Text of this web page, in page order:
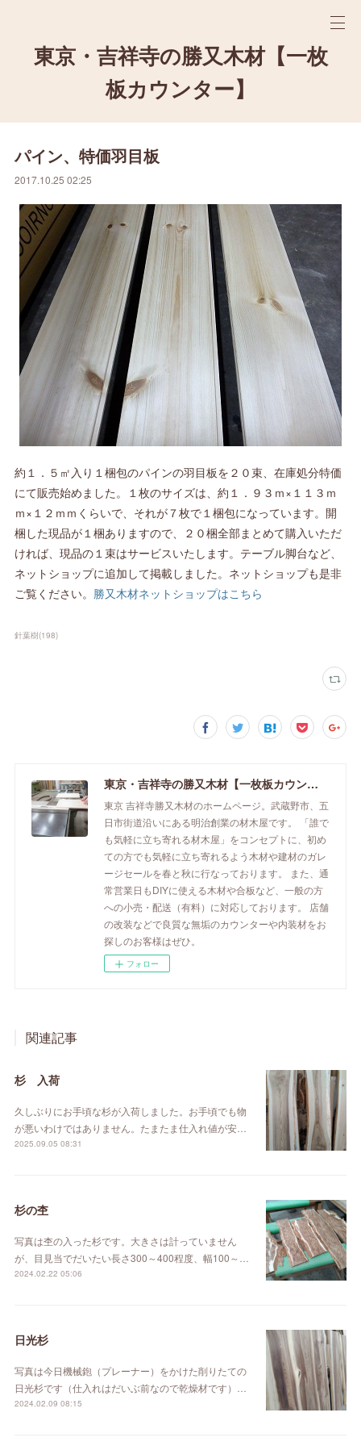
東京・吉祥寺の勝又木材【一枚
板カウンター】
パイン、特価羽目板
2017.10.25 02:25
約１．５㎡入り１梱包のパインの羽目板を２０束、在庫処分特価
にて販売始めました。１枚のサイズは、約１．９３ｍ×１１３ｍ
ｍ×１２ｍｍくらいで、それが７枚で１梱包になっています。開
梱した現品が１梱ありますので、２０梱全部まとめて購入いただ
ければ、現品の１束はサービスいたします。テーブル脚台など、
ネットショップに追加して掲載しました。ネットショップも是非
ご覧ください。 勝又木材ネットショップはこちら
針葉樹(198)
東京・吉祥寺の勝又木材【一枚板カウンター】
東京 吉祥寺勝又木材のホームページ。武蔵野市、五
日市街道沿いにある明治創業の材木屋です。 「誰で
も気軽に立ち寄れる材木屋」をコンセプトに、初め
ての方でも気軽に立ち寄れるよう木材や建材のガレ
ージセールを春と秋に行なっております。 また、通
常営業日もDIYに使える木材や合板など、一般の方
への小売・配送（有料）に対応しております。 店舗
の改装などで良質な無垢のカウンターや内装材をお
探しのお客様はぜひ。
フォロー
関連記事
杉 入荷
久しぶりにお手頃な杉が入荷しました。お手頃でも物
が悪いわけではありません。たまたま仕入れ値が安…
2025.09.05 08:31
杉の杢
写真は杢の入った杉です。大きさは計っていません
が、目見当でだいたい長さ300～400程度、幅100～…
2024.02.22 05:06
日光杉
写真は今日機械鉋（プレーナー）をかけた削りたての
日光杉です（仕入れはだいぶ前なので乾燥材です）…
2024.02.09 08:15